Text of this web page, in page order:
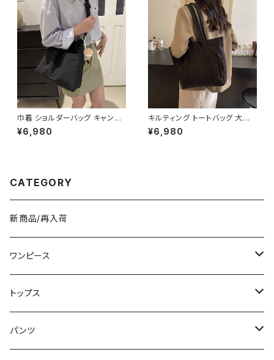
トネス 韓国 ファッション オフィ
スカジュアル サッカー バスケ 野
球 運動 散歩 学生 部活 お洒落
磁気 撥水 防水 通勤 通学 男女
兼用 春 夏 秋 冬 春夏 秋冬 大
人 子供 K-B0179
レッド ピンク K-B0208
巾着 ショルダーバッグ キャンバ
ス 肩掛けバッグ レディース バッ
グ 大容量 軽量 ナチュラル カジ
¥6,980
キルティング トートバッグ 大容
量 肩掛けバッグ レディース バッ
グ シンプル 無地 カジュアル 韓
¥6,980
CATEGORY
新商品/再入荷
ワンピース
ミニ/ショート
ミディアム/ミモレ
トップス
Tシャツ/カットソー
パンツ